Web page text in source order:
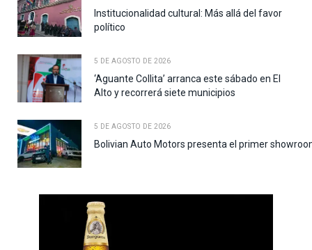
Institucionalidad cultural: Más allá del favor
político
5 DE AGOSTO DE 2026
‘Aguante Collita’ arranca este sábado en El
Alto y recorrerá siete municipios
5 DE AGOSTO DE 2026
Bolivian Auto Motors presenta el primer